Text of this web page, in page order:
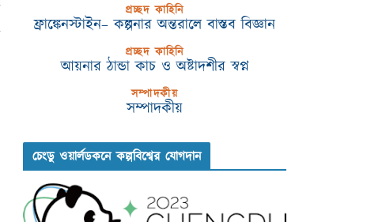
প্রচ্ছদ কাহিনি
ফ্রাঙ্কেনস্টাইন– কল্পনার অন্তরালে বাস্তব বিজ্ঞান
প্রচ্ছদ কাহিনি
আয়নার ঠান্ডা কাচ ও অষ্টাদশীর স্বপ্ন
সম্পাদকীয়
সম্পাদকীয়
চেংডু ওয়ার্লডকনে কল্পবিশ্বের যোগদান